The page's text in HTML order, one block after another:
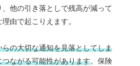
他の引き落としで残高が減って
由で起こりえます。
らの大切な通知を見落としてしま
ながる可能性があります。保険